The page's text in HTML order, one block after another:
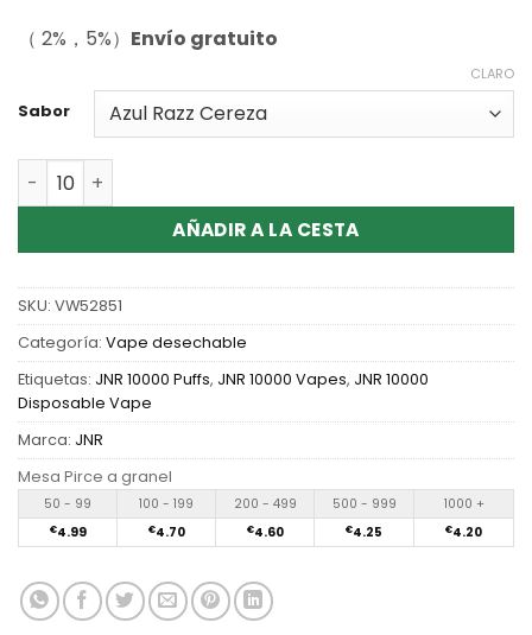
（ 2%，5%） Envío gratuito
Sabor
CLARO
Cantidad Wholesale JNR Alien 10000 Puffs Disposable
AÑADIR A LA CESTA
SKU: VW52851
Categoría: Vape desechable
Etiquetas: JNR 10000 Puffs, JNR 10000 Vapes, JNR 10000
Disposable Vape
Marca: JNR
Mesa Pirce a granel
50 - 99 100 - 199 200 - 499 500 - 999 1000 +
€4.99 €4.70 €4.60 €4.25 €4.20